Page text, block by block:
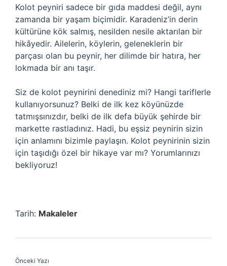
Kolot peyniri sadece bir gıda maddesi değil, aynı
zamanda bir yaşam biçimidir. Karadeniz’in derin
kültürüne kök salmış, nesilden nesile aktarılan bir
hikâyedir. Ailelerin, köylerin, geleneklerin bir
parçası olan bu peynir, her dilimde bir hatıra, her
lokmada bir anı taşır.
Siz de kolot peynirini denediniz mi? Hangi tariflerle
kullanıyorsunuz? Belki de ilk kez köyünüzde
tatmışsınızdır, belki de ilk defa büyük şehirde bir
markette rastladınız. Hadi, bu eşsiz peynirin sizin
için anlamını bizimle paylaşın. Kolot peynirinin sizin
için taşıdığı özel bir hikaye var mı? Yorumlarınızı
bekliyoruz!
Tarih: Makaleler
Önceki Yazı